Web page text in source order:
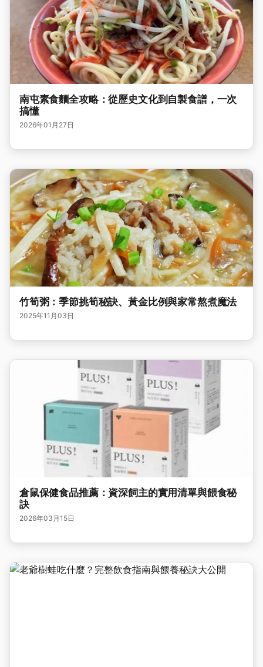
南屯素食麵全攻略：從歷史文化到自製食譜，一次
搞懂
2026年01月27日
竹筍粥：季節挑筍秘訣、黃金比例與家常熬煮魔法
2025年11月03日
倉鼠保健食品推薦：資深飼主的實用清單與餵食秘
訣
2026年03月15日